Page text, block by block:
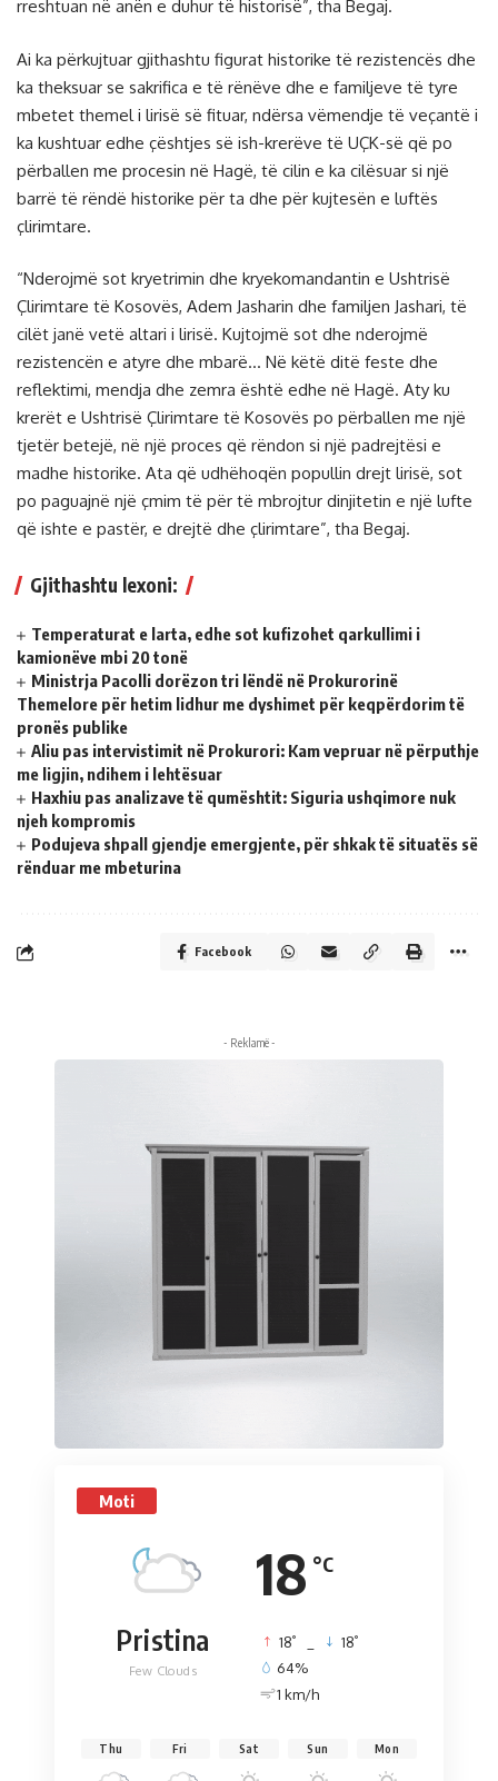
rreshtuan në anën e duhur të historisë”, tha Begaj.
Ai ka përkujtuar gjithashtu figurat historike të rezistencës dhe
ka theksuar se sakrifica e të rënëve dhe e familjeve të tyre
mbetet themel i lirisë së fituar, ndërsa vëmendje të veçantë i
ka kushtuar edhe çështjes së ish-krerëve të UÇK-së që po
përballen me procesin në Hagë, të cilin e ka cilësuar si një
barrë të rëndë historike për ta dhe për kujtesën e luftës
çlirimtare.
“Nderojmë sot kryetrimin dhe kryekomandantin e Ushtrisë
Çlirimtare të Kosovës, Adem Jasharin dhe familjen Jashari, të
cilët janë vetë altari i lirisë. Kujtojmë sot dhe nderojmë
rezistencën e atyre dhe mbarë… Në këtë ditë feste dhe
reflektimi, mendja dhe zemra është edhe në Hagë. Aty ku
krerët e Ushtrisë Çlirimtare të Kosovës po përballen me një
tjetër betejë, në një proces që rëndon si një padrejtësi e
madhe historike. Ata që udhëhoqën popullin drejt lirisë, sot
po paguajnë një çmim të për të mbrojtur dinjitetin e një lufte
që ishte e pastër, e drejtë dhe çlirimtare”, tha Begaj.
Gjithashtu lexoni:
Temperaturat e larta, edhe sot kufizohet qarkullimi i
kamionëve mbi 20 tonë
Ministrja Pacolli dorëzon tri lëndë në Prokurorinë
Themelore për hetim lidhur me dyshimet për keqpërdorim të
pronës publike
Aliu pas intervistimit në Prokurori: Kam vepruar në përputhje
me ligjin, ndihem i lehtësuar
Haxhiu pas analizave të qumështit: Siguria ushqimore nuk
njeh kompromis
Podujeva shpall gjendje emergjente, për shkak të situatës së
rënduar me mbeturina
Facebook
- Reklamë -
Moti
18 °C
Pristina
Few Clouds
18° 18°
64%
1 km/h
Thu Fri Sat Sun Mon